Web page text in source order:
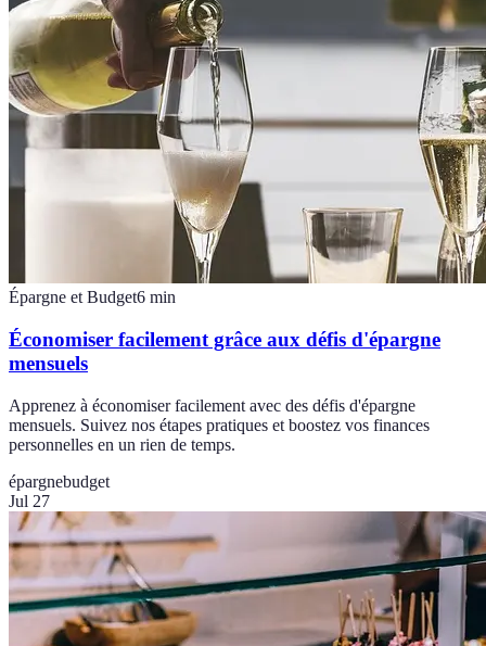
Épargne et Budget6 min
Économiser facilement grâce aux défis d'épargne
mensuels
Apprenez à économiser facilement avec des défis d'épargne
mensuels. Suivez nos étapes pratiques et boostez vos finances
personnelles en un rien de temps.
épargnebudget
Jul 27